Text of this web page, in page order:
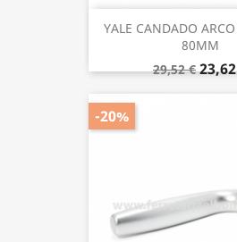
YALE CANDADO
80MM
29,52 €
-20%